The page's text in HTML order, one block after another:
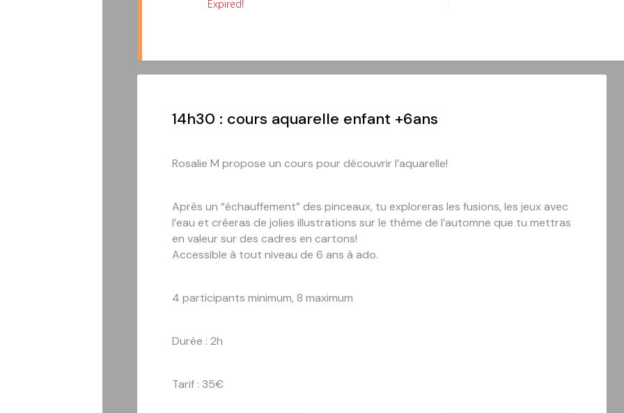
Expired!
14h30 : cours aquarelle enfant +6ans
Rosalie M propose un cours pour découvrir l’aquarelle!
Après un “échauffement” des pinceaux, tu exploreras les fusions, les jeux avec
l’eau et créeras de jolies illustrations sur le thème de l’automne que tu mettras
en valeur sur des cadres en cartons!
Accessible à tout niveau de 6 ans à ado.
4 participants minimum, 8 maximum
Durée : 2h
Tarif : 35€